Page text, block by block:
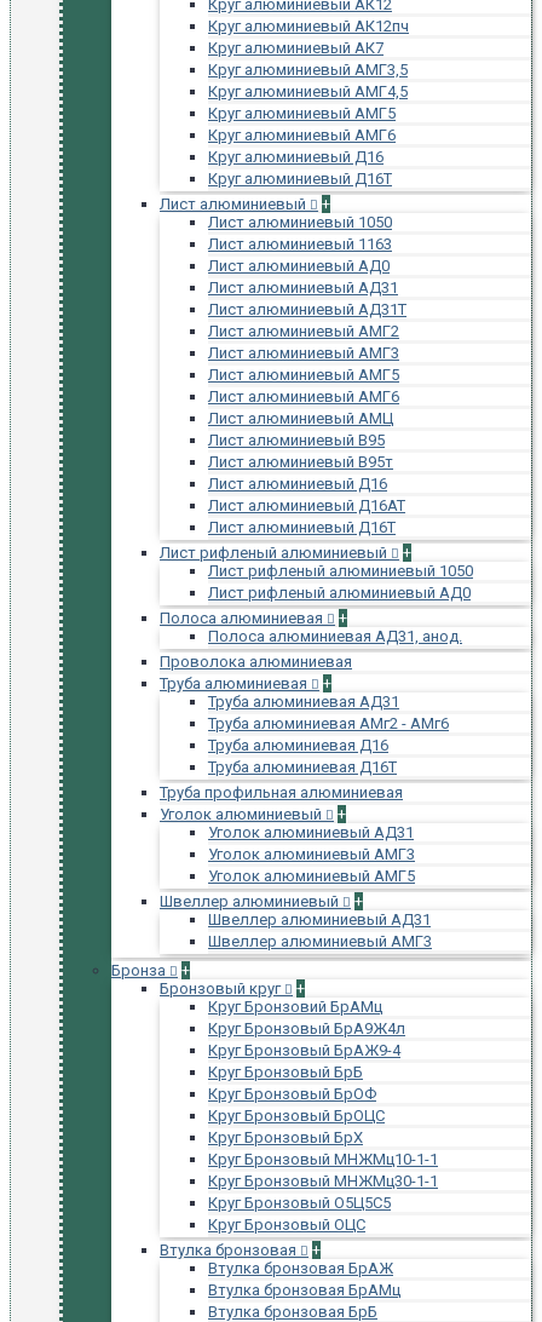
Круг алюминиевый АК12
Круг алюминиевый АК12пч
Круг алюминиевый АК7
Круг алюминиевый АМГ3,5
Круг алюминиевый АМГ4,5
Круг алюминиевый АМГ5
Круг алюминиевый АМГ6
Круг алюминиевый Д16
Круг алюминиевый Д16Т
Лист алюминиевый
+
Лист алюминиевый 1050
Лист алюминиевый 1163
Лист алюминиевый АД0
Лист алюминиевый АД31
Лист алюминиевый АД31Т
Лист алюминиевый АМГ2
Лист алюминиевый АМГ3
Лист алюминиевый АМГ5
Лист алюминиевый АМГ6
Лист алюминиевый АМЦ
Лист алюминиевый В95
Лист алюминиевый В95т
Лист алюминиевый Д16
Лист алюминиевый Д16АТ
Лист алюминиевый Д16Т
Лист рифленый алюминиевый
+
Лист рифленый алюминиевый 1050
Лист рифленый алюминиевый АД0
Полоса алюминиевая
+
Полоса алюминиевая АД31, анод.
Проволока алюминиевая
Труба алюминиевая
+
Труба алюминиевая АД31
Труба алюминиевая АМг2 - АМг6
Труба алюминиевая Д16
Труба алюминиевая Д16Т
Труба профильная алюминиевая
Уголок алюминиевый
+
Уголок алюминиевый АД31
Уголок алюминиевый АМГ3
Уголок алюминиевый АМГ5
Швеллер алюминиевый
+
Швеллер алюминиевый АД31
Швеллер алюминиевый АМГ3
Бронза
+
Бронзовый круг
+
Круг Бронзовий БрАМц
Круг Бронзовый БрА9Ж4л
Круг Бронзовый БрАЖ9-4
Круг Бронзовый БрБ
Круг Бронзовый БрОФ
Круг Бронзовый БрОЦС
Круг Бронзовый БрХ
Круг Бронзовый МНЖМц10-1-1
Круг Бронзовый МНЖМц30-1-1
Круг Бронзовый О5Ц5С5
Круг Бронзовый ОЦС
Втулка бронзовая
+
Втулка бронзовая БрАЖ
Втулка бронзовая БрАМц
Втулка бронзовая БрБ